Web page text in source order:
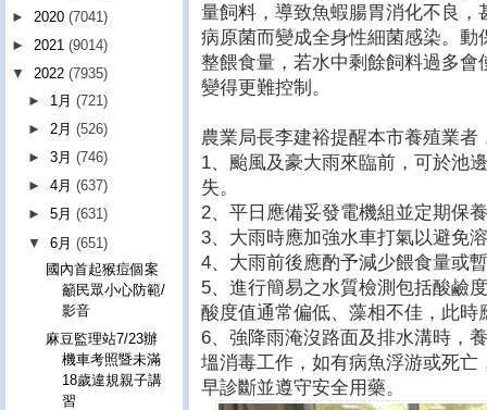
量飼料，導致魚蝦腸胃消化不良
病原菌而變成全身性細菌感染。
整餵食量，若水中剩餘飼料過多
變得更難控制。
農業局長李建裕提醒本市養殖業
1、颱風及豪大雨來臨前，可於池
失。
2、平日應備妥發電機組並定期保
3、大雨時應加強水車打氣以避免
4、大雨前後應酌予減少餵食量或
5、進行簡易之水質檢測包括酸鹼
酸度值通常偏低、藻相不佳，此
6、強降雨淹沒路面及排水溝時，
塭消毒工作，如有病魚浮游或死
早診斷並遵守安全用藥。
► 2020 (7041)
► 2021 (9014)
▼ 2022 (7935)
► 1月(721)
► 2月(526)
►3月(746)
►4月(637)
►5月(631)
▼6月(651)
國內首起猴痘個案
籲民眾小心防範/
影音
麻豆監理站7/23辦
機車考照暨未滿
18歲違規親子講
習